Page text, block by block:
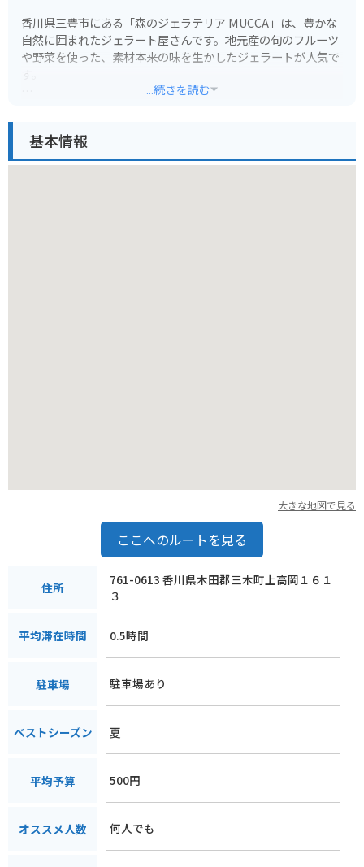
香川県三豊市にある「森のジェラテリア MUCCA」は、豊かな
自然に囲まれたジェラート屋さんです。地元産の旬のフルーツ
や野菜を使った、素材本来の味を生かしたジェラートが人気で
す。
した店内にはイートインスペースもあり、ゆっくりとジェラー
トを味わえます。
...続きを読む
基本情報
大きな地図で見る
ここへのルートを見る
住所
761-0613 香川県木田郡三木町上高岡１６１
３
平均滞在時間 0.5時間
駐車場 駐車場あり
ベストシーズン 夏
平均予算 500円
オススメ人数 何人でも